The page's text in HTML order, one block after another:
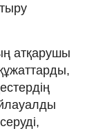
атқарушы